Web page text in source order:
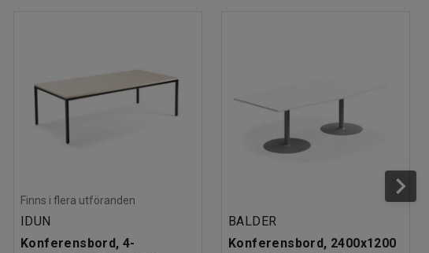
Finns i flera utföranden
IDUN
Konferensbord, 4-
BALDER
Konferensbord, 2400x1200